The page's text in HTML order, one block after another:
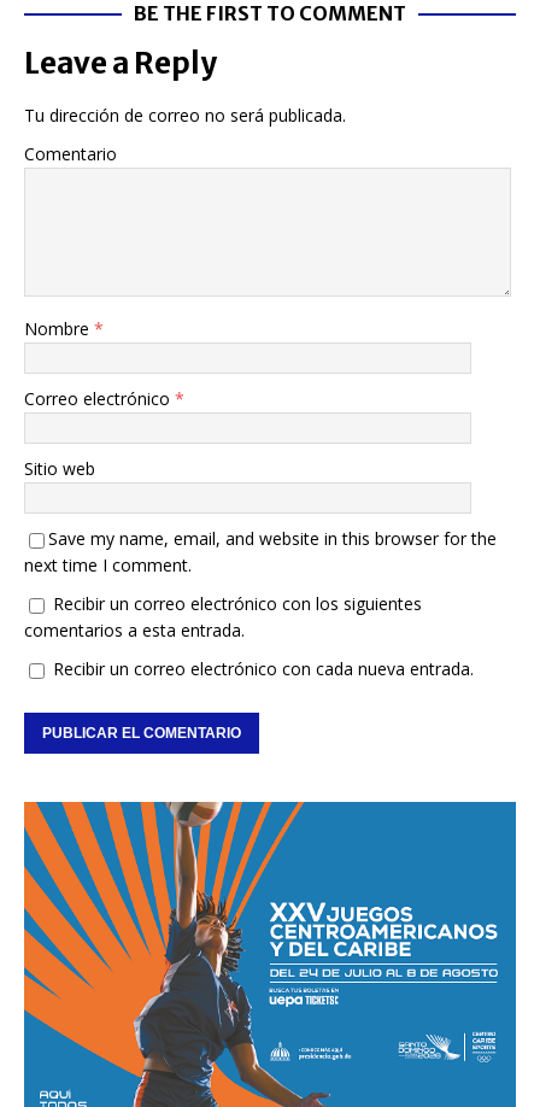
BE THE FIRST TO COMMENT
Leave a Reply
Tu dirección de correo no será publicada.
Comentario
Nombre *
Correo electrónico *
Sitio web
Save my name, email, and website in this browser for the
next time I comment.
Recibir un correo electrónico con los siguientes
comentarios a esta entrada.
Recibir un correo electrónico con cada nueva entrada.